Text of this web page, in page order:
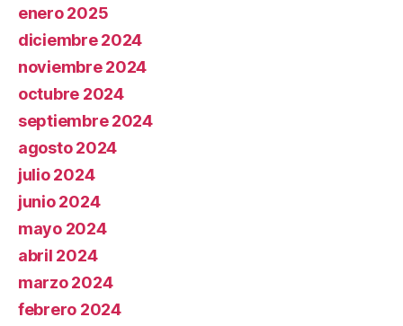
enero 2025
diciembre 2024
noviembre 2024
octubre 2024
septiembre 2024
agosto 2024
julio 2024
junio 2024
mayo 2024
abril 2024
marzo 2024
febrero 2024